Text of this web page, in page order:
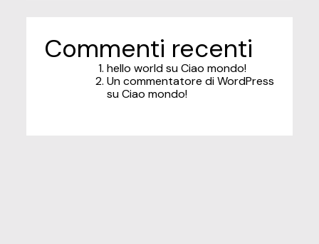
Commenti recenti
hello worldsuCiao mondo!
Un commentatore di WordPress
suCiao mondo!